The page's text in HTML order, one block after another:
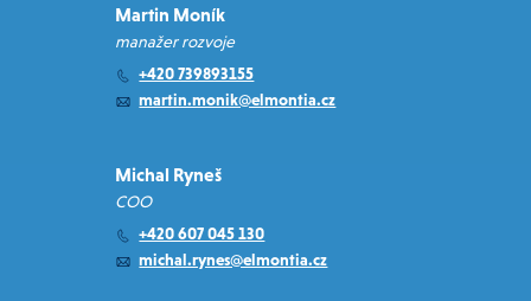
Martin Moník
manažer rozvoje
+420 739893155
martin.monik@elmontia.cz
Michal Ryneš
COO
+420 607 045 130
michal.rynes@elmontia.cz